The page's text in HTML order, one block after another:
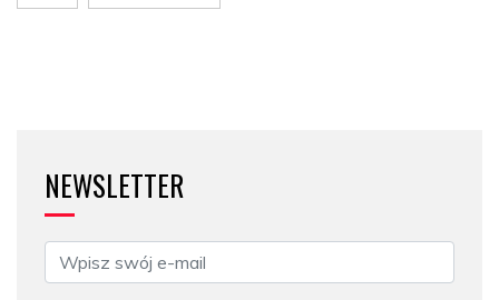
NEWSLETTER